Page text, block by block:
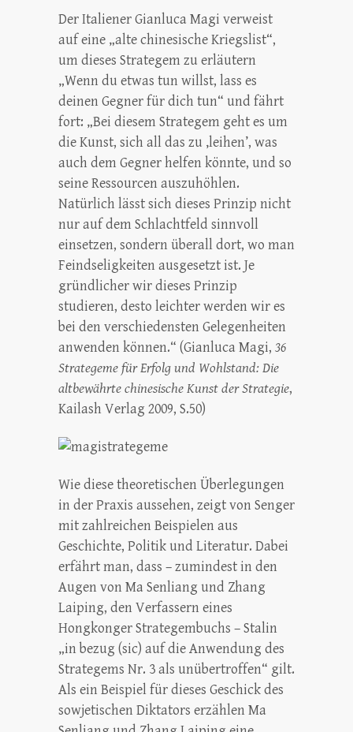
Der Italiener Gianluca Magi verweist
auf eine „alte chinesische Kriegslist“,
um dieses Strategem zu erläutern
„Wenn du etwas tun willst, lass es
deinen Gegner für dich tun“ und fährt
fort: „Bei diesem Strategem geht es um
die Kunst, sich all das zu ‚leihen’, was
auch dem Gegner helfen könnte, und so
seine Ressourcen auszuhöhlen.
Natürlich lässt sich dieses Prinzip nicht
nur auf dem Schlachtfeld sinnvoll
einsetzen, sondern überall dort, wo man
Feindseligkeiten ausgesetzt ist. Je
gründlicher wir dieses Prinzip
studieren, desto leichter werden wir es
bei den verschiedensten Gelegenheiten
anwenden können.“ (Gianluca Magi, 36
Strategeme für Erfolg und Wohlstand: Die
altbewährte chinesische Kunst der Strategie,
Kailash Verlag 2009, S.50)
Wie diese theoretischen Überlegungen
in der Praxis aussehen, zeigt von Senger
mit zahlreichen Beispielen aus
Geschichte, Politik und Literatur. Dabei
erfährt man, dass – zumindest in den
Augen von Ma Senliang und Zhang
Laiping, den Verfassern eines
Hongkonger Strategembuchs – Stalin
„in bezug (sic) auf die Anwendung des
Strategems Nr. 3 als unübertroffen“ gilt.
Als ein Beispiel für dieses Geschick des
sowjetischen Diktators erzählen Ma